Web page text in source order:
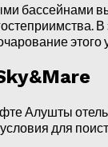
бассейнами
Алушты отель
для